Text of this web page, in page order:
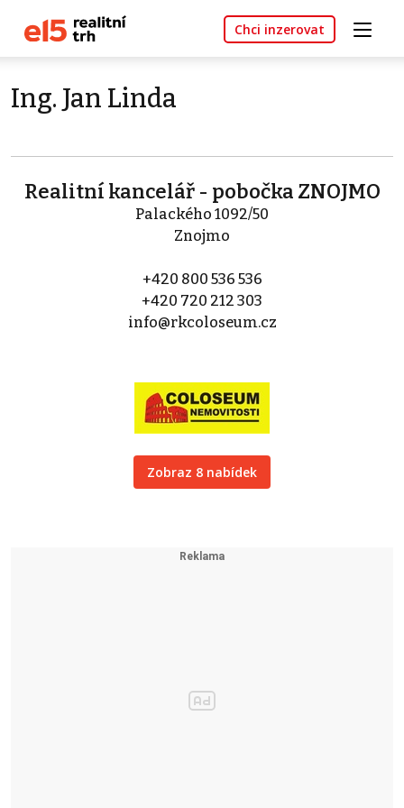
Chci inzerovat
Ing. Jan Linda
Realitní kancelář - pobočka ZNOJMO
Palackého 1092/50
Znojmo
+420 800 536 536
+420 720 212 303
info@rkcoloseum.cz
Zobraz 8 nabídek